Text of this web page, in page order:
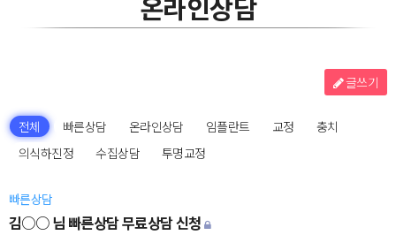
글쓰기
전체 빠른상담 온라인상담 임플란트 교정
충치
의식하진정
수집상담 투명교정
빠른상담
김○○ 님 빠른상담 무료상담 신청